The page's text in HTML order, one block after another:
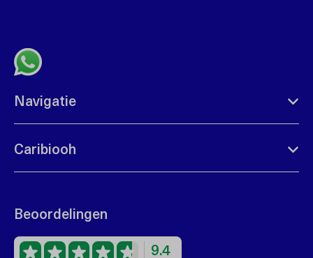
Navigatie
Caribiooh
Beoordelingen
9.4